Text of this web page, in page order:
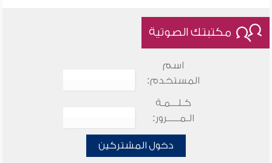
مكتبتك الصوتية
اسم
المستخدم:
كـلـــمـة
الـمـــــرور:
دخول المشتركين